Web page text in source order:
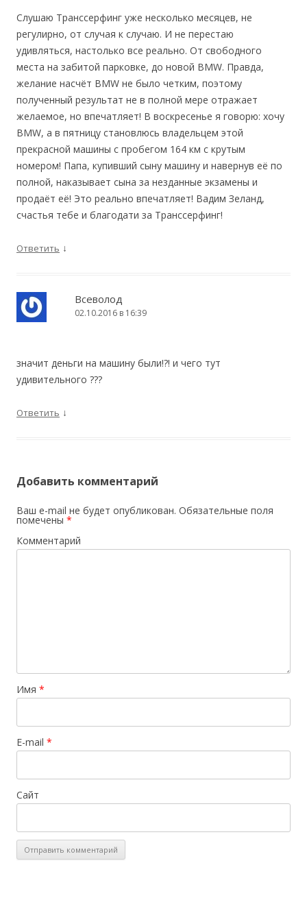
Слушаю Транссерфинг уже несколько месяцев, не
регулирно, от случая к случаю. И не перестаю
удивляться, настолько все реально. От свободного
места на забитой парковке, до новой BMW. Правда,
желание насчёт BMW не было четким, поэтому
полученный результат не в полной мере отражает
желаемое, но впечатляет! В воскресенье я говорю: хочу
BMW, а в пятницу становлюсь владельцем этой
прекрасной машины с пробегом 164 км с крутым
номером! Папа, купивший сыну машину и навернув её по
полной, наказывает сына за незданные экзамены и
продаёт её! Это реально впечатляет! Вадим Зеланд,
счастья тебе и благодати за Транссерфинг!
Ответить ↓
Всеволод
02.10.2016 в 16:39
значит деньги на машину были!?! и чего тут
удивительного ???
Ответить ↓
Добавить комментарий
Ваш e-mail не будет опубликован. Обязательные поля
помечены *
Комментарий
Имя *
E-mail *
Сайт